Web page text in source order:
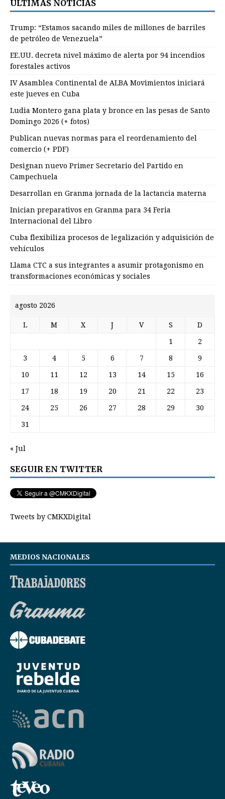
ÚLTIMAS NOTICIAS
Trump: “Estamos sacando miles de millones de barriles
de petróleo de Venezuela”
EE.UU. decreta nivel máximo de alerta por 94 incendios
forestales activos
IV Asamblea Continental de ALBA Movimientos iniciará
este jueves en Cuba
Ludia Montero gana plata y bronce en las pesas de Santo
Domingo 2026 (+ fotos)
Publican nuevas normas para el reordenamiento del
comercio (+ PDF)
Designan nuevo Primer Secretario del Partido en
Campechuela
Desarrollan en Granma jornada de la lactancia materna
Inician preparativos en Granma para 34 Feria
Internacional del Libro
Cuba flexibiliza procesos de legalización y adquisición de
vehículos
Llama CTC a sus integrantes a asumir protagonismo en
transformaciones económicas y sociales
agosto 2026
L M X J V S D
1 2
3 4 5 6 7 8 9
10 11 12 13 14 15 16
17 18 19 20 21 22 23
24 25 26 27 28 29 30
31
« Jul
SEGUIR EN TWITTER
Tweets by CMKXDigital
MEDIOS NACIONALES